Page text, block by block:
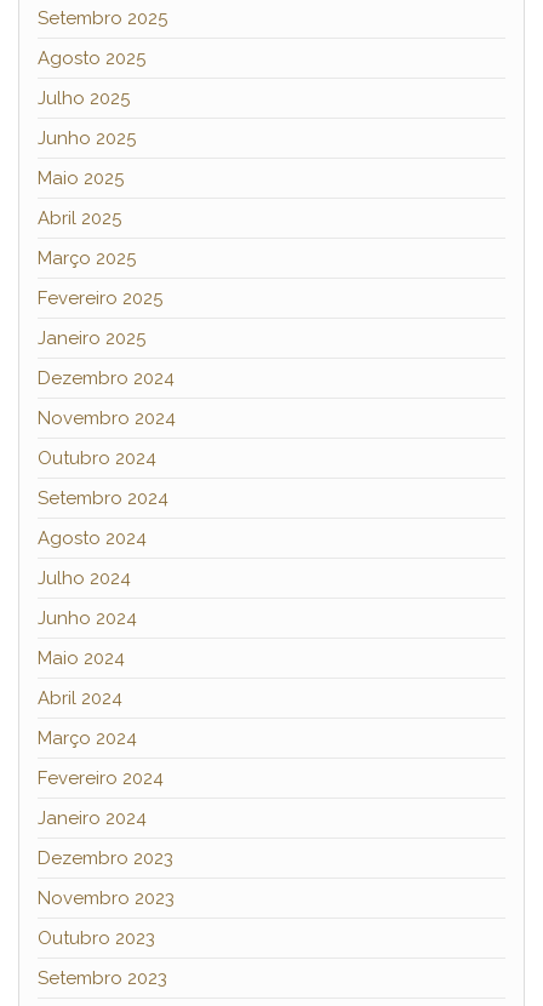
Setembro 2025
Agosto 2025
Julho 2025
Junho 2025
Maio 2025
Abril 2025
Março 2025
Fevereiro 2025
Janeiro 2025
Dezembro 2024
Novembro 2024
Outubro 2024
Setembro 2024
Agosto 2024
Julho 2024
Junho 2024
Maio 2024
Abril 2024
Março 2024
Fevereiro 2024
Janeiro 2024
Dezembro 2023
Novembro 2023
Outubro 2023
Setembro 2023